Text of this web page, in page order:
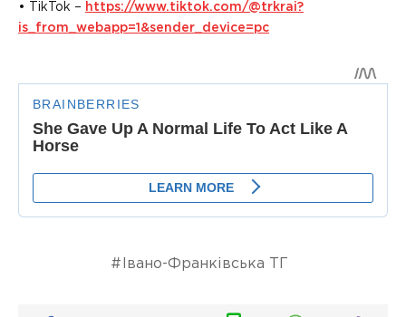
• TikTok – https://www.tiktok.com/@trkrai?
is_from_webapp=1&sender_device=pc
Івано-Франківська ТГ